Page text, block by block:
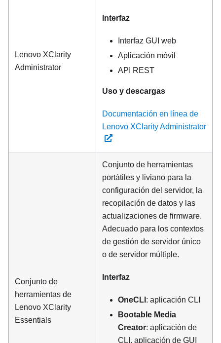
Lenovo XClarity
Administrator
Interfaz
Interfaz GUI web
Aplicación móvil
API REST
Uso y descargas
Documentación en línea de
Lenovo XClarity Administrator
Conjunto de
herramientas de
Lenovo XClarity
Essentials
Conjunto de herramientas
portátiles y liviano para la
configuración del servidor, la
recopilación de datos y las
actualizaciones de firmware.
Adecuado para los contextos
de gestión de servidor único
o de servidor múltiple.
Interfaz
OneCLI : aplicación CLI
Bootable Media
Creator: aplicación de
CLI, aplicación de GUI